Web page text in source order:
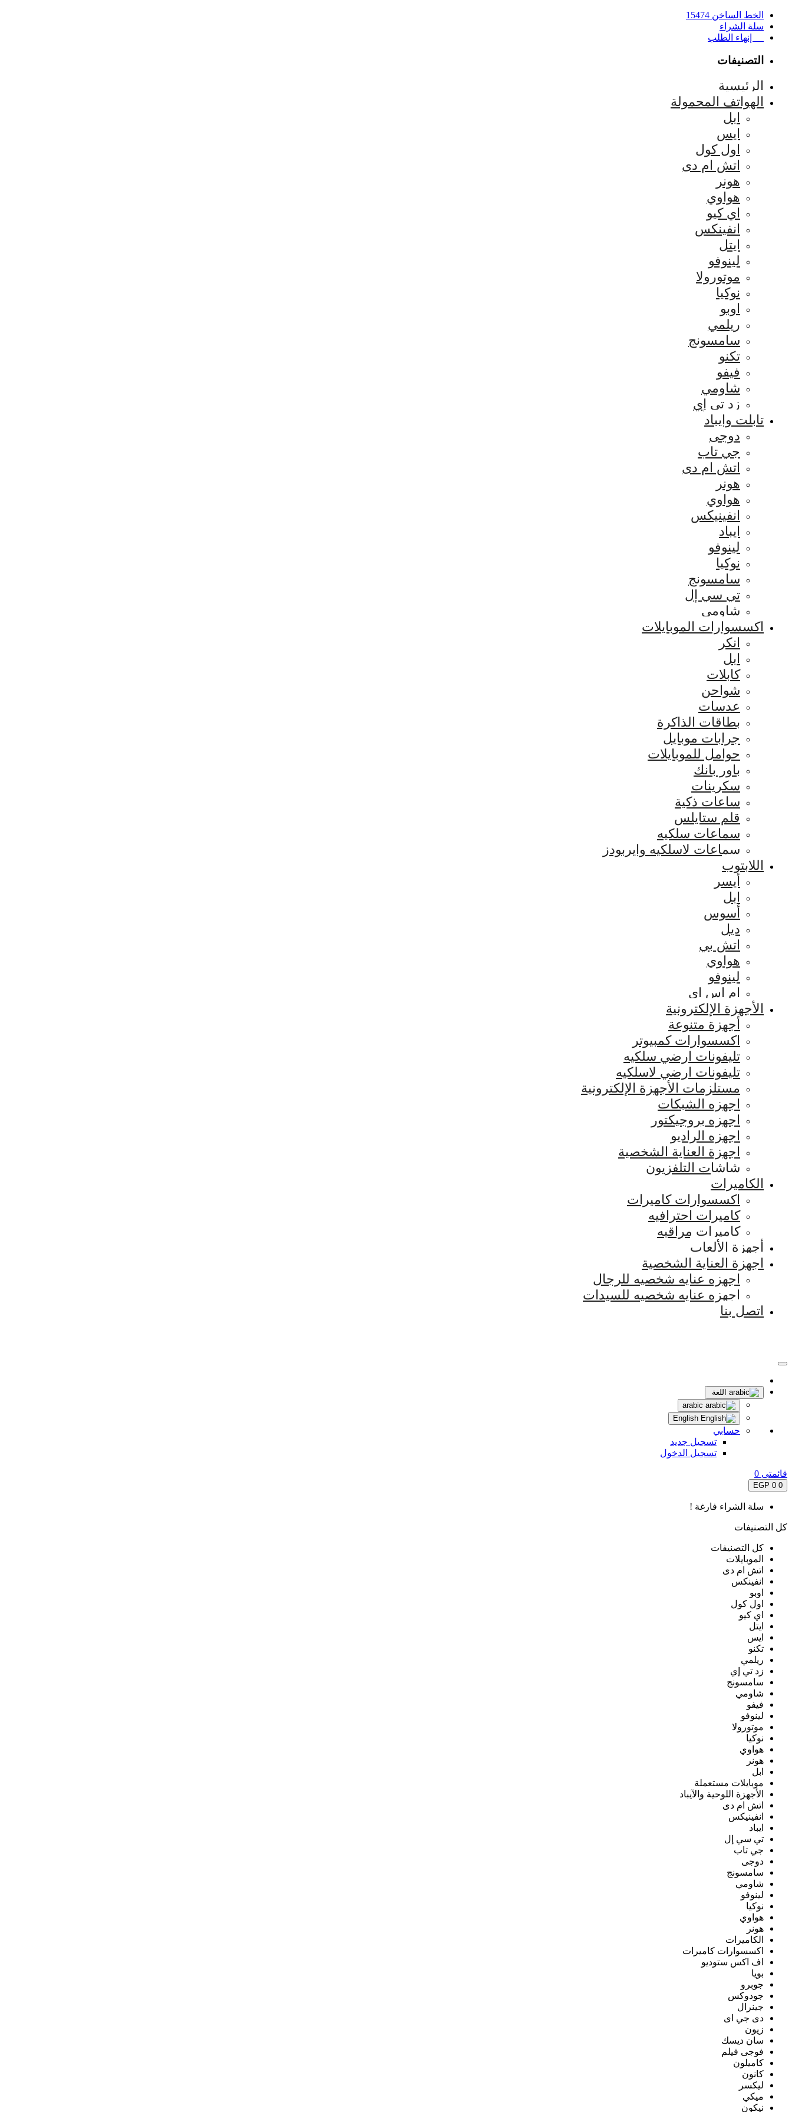
الخط الساخن 15474
سلة الشراء
إنهاء الطلب
التصنيفات
الرئيسية
الهواتف المحمولة
ابل
ايس
اول كول
اتش ام دى
هونر
هواوي
اي كيو
انفينكس
ايتل
لينوفو
موتورولا
نوكيا
اوبو
ريلمي
سامسونج
تكنو
فيفو
شاومي
زد تي إي
تابلت وايباد
دوجى
جي تاب
اتش ام دى
هونر
هواوي
انفينيكس
ايباد
لينوفو
نوكيا
سامسونج
تي سي إل
شاومي
اكسسوارات الموبايلات
انكر
ابل
كابلات
شواحن
عدسات
بطاقات الذاكرة
جرابات موبايل
حوامل للموبايلات
باور بانك
سكرينات
ساعات ذكية
قلم ستايلس
سماعات سلكيه
سماعات لاسلكيه وايربودز
اللابتوب
أيسر
ابل
أسوس
ديل
اتش بي
هواوي
لينوفو
ام اس اي
الأجهزة الإلكترونية
أجهزة متنوعة
اكسسوارات كمبيوتر
تليفونات ارضي سلكيه
تليفونات ارضي لاسلكيه
مستلزمات الأجهزة الإلكترونية
اجهزه الشبكات
اجهزه بروجيكتور
اجهزه الراديو
اجهزة العناية الشخصية
شاشات التلفزيون
الكاميرات
اكسسوارات كاميرات
كاميرات احترافيه
كاميرات مراقبه
أجهزة الألعاب
اجهزة العناية الشخصية
اجهزه عنايه شخصيه للرجال
اجهزه عنايه شخصيه للسيدات
اتصل بنا
اللغة
حسابي
تسجيل جديد
تسجيل الدخول
قائمتى 0
0
0 EGP
سلة الشراء فارغة !
كل التصنيفات
كل التصنيفات
الموبايلات
اتش ام دى
انفينكس
اوبو
اول كول
اي كيو
ايتل
ايس
تكنو
ريلمي
زد تي إي
سامسونج
شاومي
فيفو
لينوفو
موتورولا
نوكيا
هواوي
هونر
ابل
موبايلات مستعملة
الأجهزة اللوحية والآيباد
اتش ام دى
انفينيكس
ايباد
تي سي إل
جي تاب
دوجى
سامسونج
شاومي
لينوفو
نوكيا
هواوي
هونر
الكاميرات
اكسسوارات كاميرات
اف اكس ستوديو
بويا
جوبرو
جودوكس
جينرال
دى جي اى
زيون
سان ديسك
فوجى فيلم
كاميلون
كانون
ليكسر
ميكي
نيكون